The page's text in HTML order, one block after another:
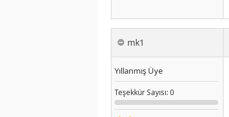
mk1
Yıllanmış Üye
TeşekkürSayısı: 0